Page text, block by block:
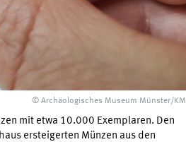
© Archäologisches Museum Münster/KM
mit etwa 10.000 Exemplaren. Den
ersteigerten Münzen aus den